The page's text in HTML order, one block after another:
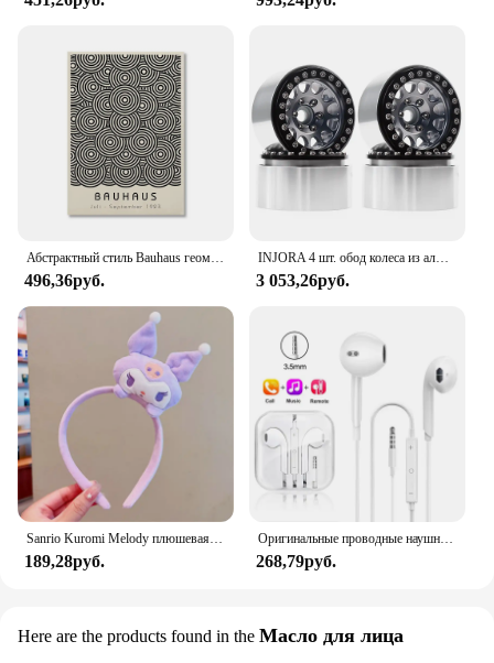
Абстрактный стиль Bauhaus геометрические настенные художественные плакаты принты винтажные черные бежевые линии холст картины для современного домашнего декора
496,36руб.
INJORA 4 шт. обод колеса из алюминиевого сплава с ЧПУ 1,9 для 1/10 RC гусеничного автомобиля Axial SCX10 90046 AXI03007 TRX4 VS4-10 Redcat Gen8
3 053,26руб.
Sanrio Kuromi Melody плюшевая кукла для мытья лица, милая коричная, милая, нескользящая, эластичная, аксессуары для волос
189,28руб.
Оригинальные проводные наушники для Xiaomi Mi 13 Ultra 12T Pro Type C, наушники для Redmi Poco Huawei Samsung, наушники-вкладыши, гарнитура для режима «свободные руки»
268,79руб.
Here are the products found in the Масло для лица